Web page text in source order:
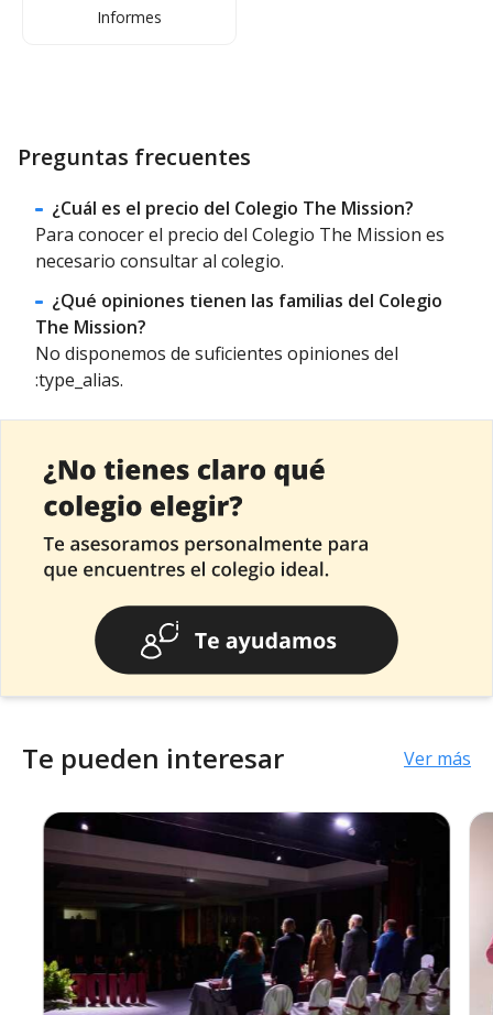
Informes
Preguntas frecuentes
¿Cuál es el precio del Colegio The Mission?
Para conocer el precio del Colegio The Mission es
necesario consultar al colegio.
¿Qué opiniones tienen las familias del Colegio
The Mission?
No disponemos de suficientes opiniones del
:type_alias.
Te pueden interesar Ver más